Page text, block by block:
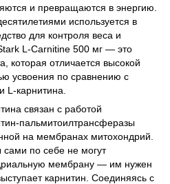
и превращаются в энергию.
используется в
для контроля веса и
L-Carnitine 500 мг — это
которая отличается высокой
усвоения по сравнению с
карнитина.
связан с работой
пальмитоилтрансферазы
на мембранах митохондрий.
по себе не могут
мембрану — им нужен
карнитин. Соединяясь с